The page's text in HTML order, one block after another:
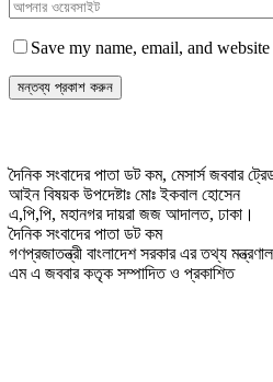
Save my name, email, and
দৈনিক সংবাদের পাতা ডট কম, মেসার্স জববার
আইন বিষয়ক উপদেষ্টাঃ মোঃ ইকবাল হোসেন
এ,পি,পি, মহানগর দায়রা জজ আদালত, ঢাকা।
দৈনিক সংবাদের পাতা ডট কম
গণপ্রজাতন্ত্রী বাংলাদেশ সরকার এর তথ্য
এম এ জববার কতৃক সম্পাদিত ও প্রকাশিত